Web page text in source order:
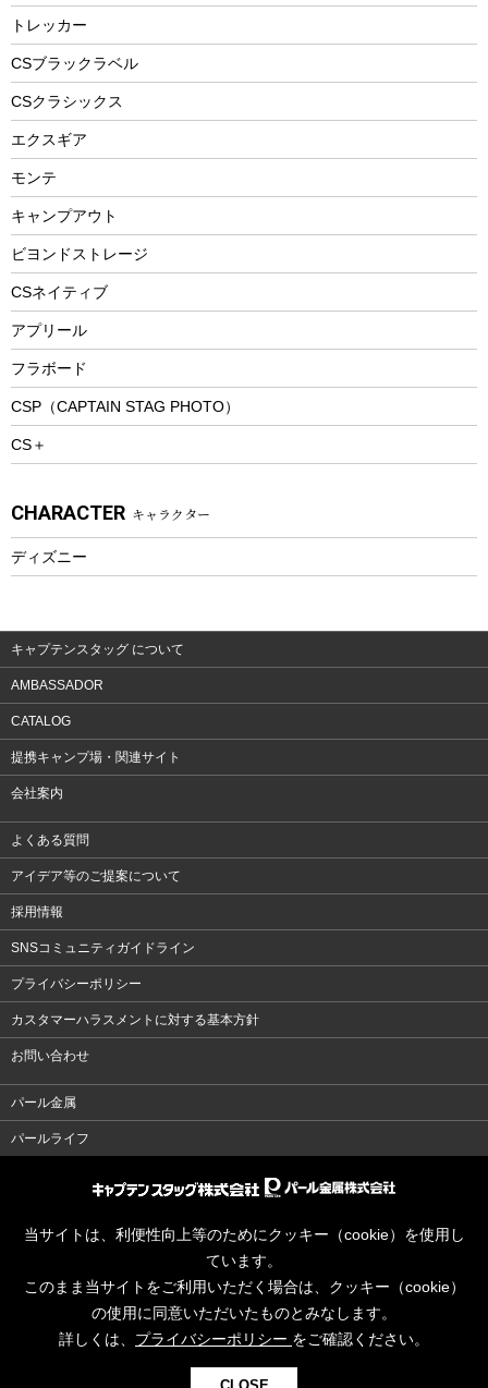
ステンレスボトル
フードボトル
トレー
ランチョンマット
ランチボックス
スプレー関係
ツール、他
エアーポンプ
アクセサリー
自転車ウェア
パラソル
フローティングベスト
ヘルメット
エアーポンプ
ビーチテント
ウィンター
スノーシュー
防寒ウェア
トレッキング
トレッキングアクセサリー
プレイグッズ
ウェルネス
ウェア、タオル
ウェア
防災用品
トレッカー
CSブラックラベル
CSクラシックス
エクスギア
モンテ
キャンプアウト
ビヨンドストレージ
CSネイティブ
アプリール
フラボード
CSP（CAPTAIN STAG PHOTO）
CS＋
CHARACTER キャラクター
ディズニー
キャプテンスタッグ について
AMBASSADOR
CATALOG
提携キャンプ場・関連サイト
会社案内
よくある質問
アイデア等のご提案について
採用情報
SNSコミュニティガイドライン
プライバシーポリシー
カスタマーハラスメントに対する基本方針
お問い合わせ
パール金属
パールライフ
当サイトは、利便性向上等のためにクッキー（cookie）を使用し
ています。
このまま当サイトをご利用いただく場合は、クッキー（cookie）
の使用に同意いただいたものとみなします。
詳しくは、 プライバシーポリシー をご確認ください。